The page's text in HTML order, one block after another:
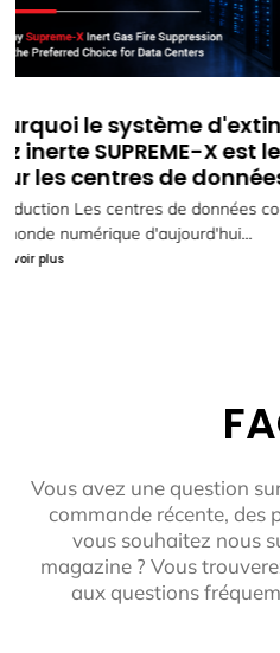
Webinaire : Systèmes
SUPREME-X de LIFECO
Protégez ce qui compte le plus
d'incendie avancé de LIFECO...
En savoir plus
Vous avez une question
commande récente, des
vous souhaitez nous
magazine ? Vous
aux questions